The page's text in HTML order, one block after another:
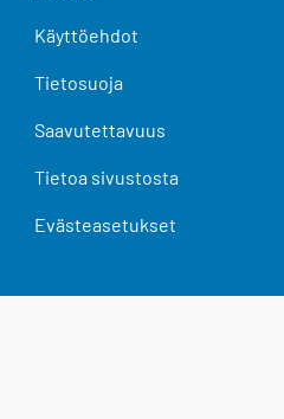
Käyttöehdot
Tietosuoja
Saavutettavuus
Tietoa sivustosta
Evästeasetukset